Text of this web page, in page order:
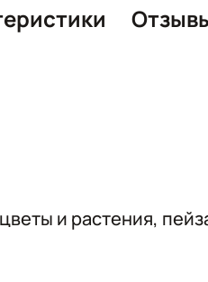
и растения,